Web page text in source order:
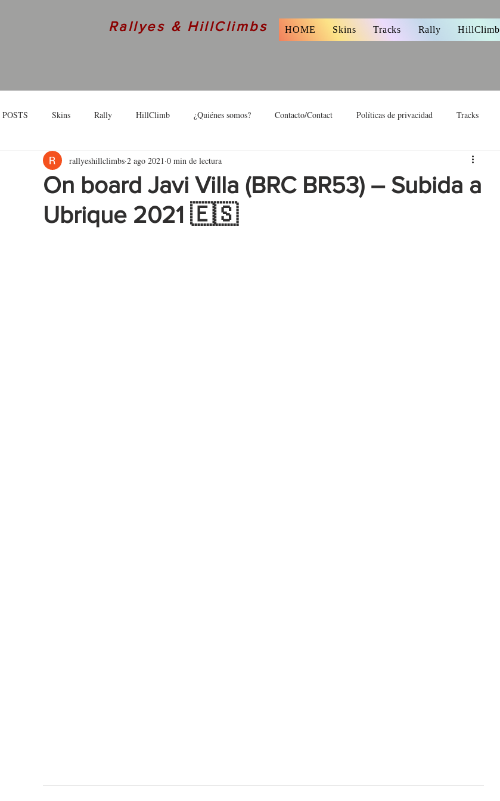
Rallyes & HillClimbs HOME Skins Tracks Rally HillClimb
Skins Rally HillClimb ¿Quiénes somos? Contacto/Contact Políticas de privacidad Tracks
Interview
On board Javi Villa (BRC BR53) – Subida a
Ubrique 2021 🇪🇸
rallyeshillclimbs 2 ago 2021 0 min de lectura